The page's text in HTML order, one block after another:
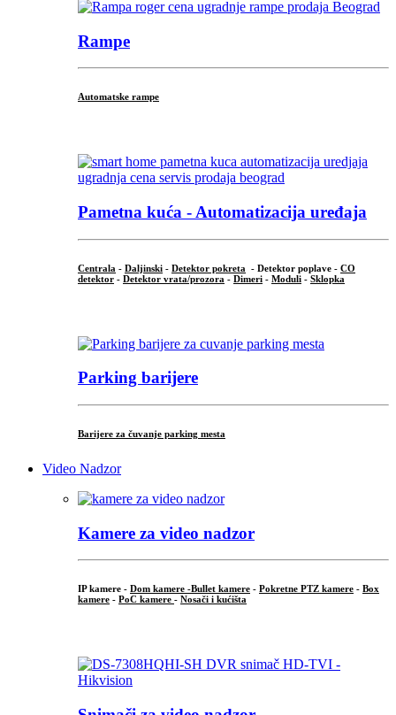
Rampe
Automatske rampe
Pametna kuća - Automatizacija uređaja
Centrala - Daljinski - Detektor pokreta - Detektor poplave - CO
detektor - Detektor vrata/prozora - Dimeri - Moduli - Sklopka
Parking barijere
Barijere za čuvanje parking mesta
Video Nadzor
Kamere za video nadzor
IP kamere - Dom kamere -Bullet kamere - Pokretne PTZ kamere - Box
kamere - PoC kamere - Nosači i kućišta